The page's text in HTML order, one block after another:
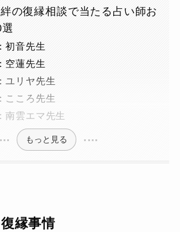
の復縁相談で当たる占い師お
初音先生
空蓮先生
ユリヤ先生
こころ先生
南雲エマ先生
もっと見る
縁事情